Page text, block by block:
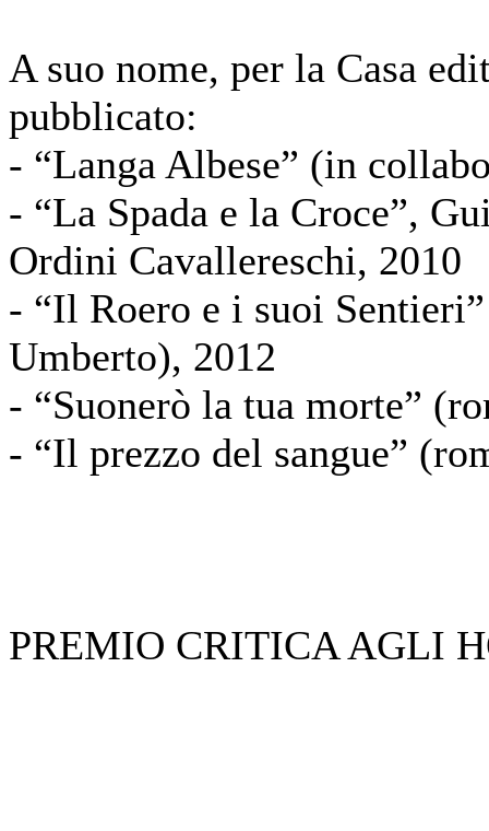
A suo nome, per la Casa
pubblicato:
- “Langa Albese” (in
- “La Spada e la Croce”,
Ordini Cavallereschi, 2010
- “Il Roero e i suoi
Umberto), 2012
- “Suonerò la tua morte”
- “Il prezzo del sangue”
PREMIO CRITICA AGLI